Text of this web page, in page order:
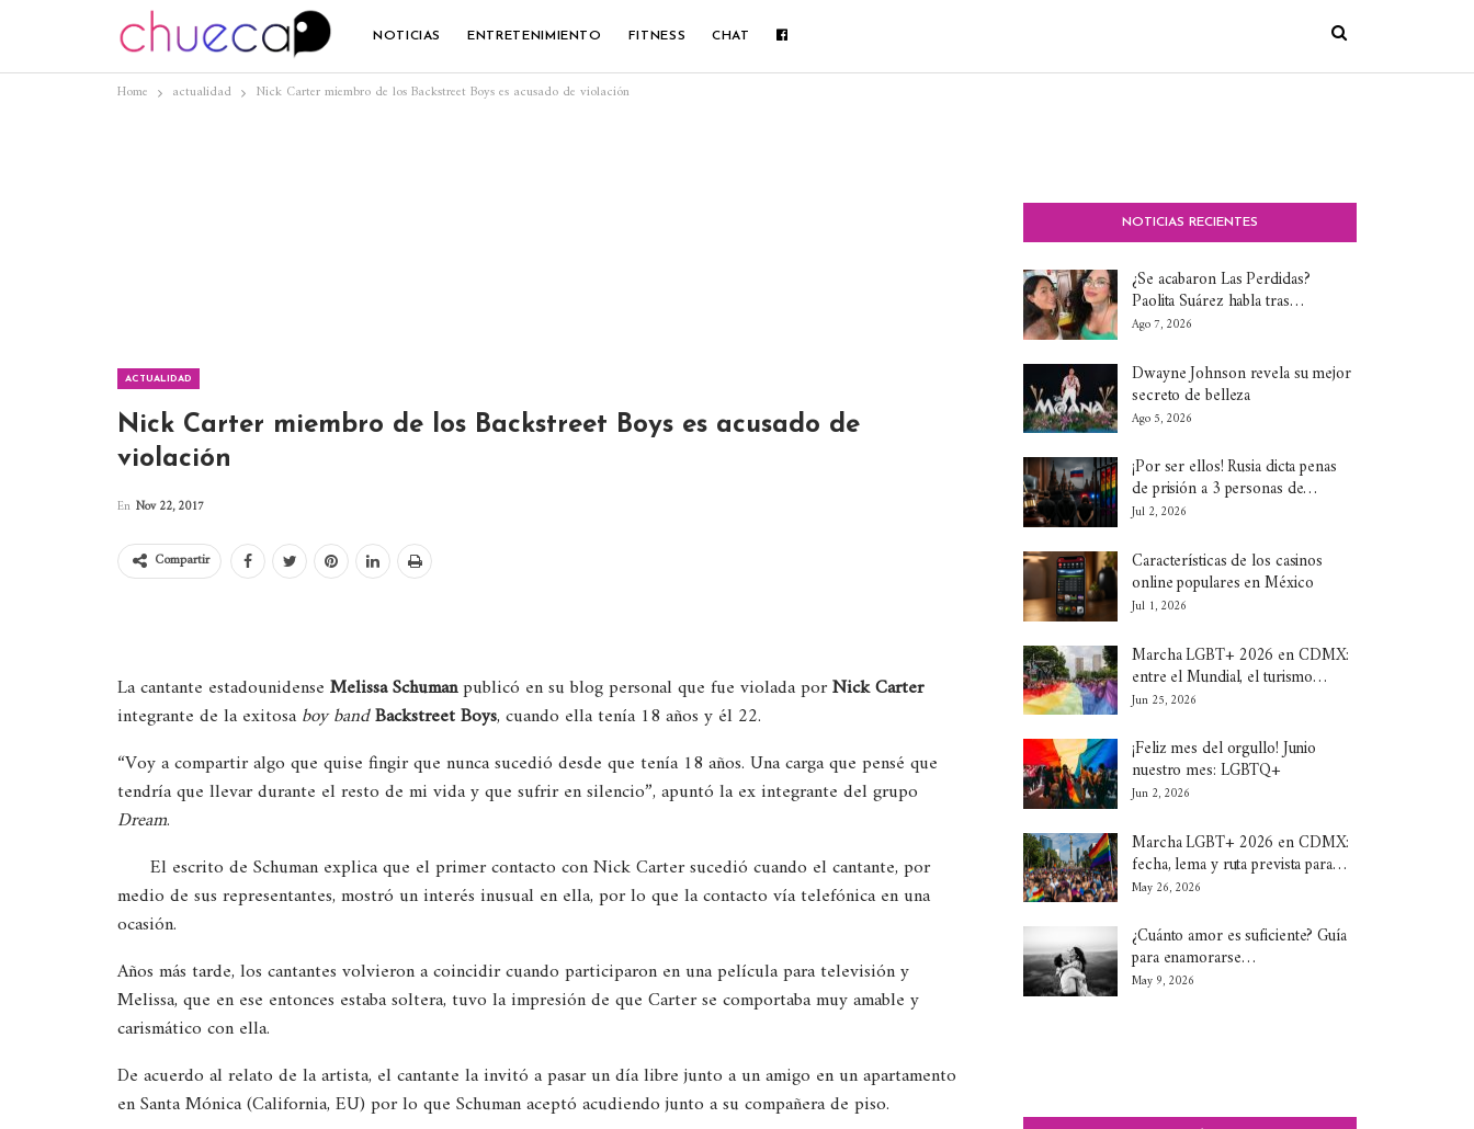
NOTICIAS ENTRETENIMIENTO FITNESS CHAT
Home actualidad Nick Carter miembro de los Backstreet Boys es acusado de violación
ACTUALIDAD
Nick Carter miembro de los Backstreet Boys es acusado de
violación
En Nov 22, 2017
Compartir
La cantante estadounidense Melissa Schumanpublicó en su blog personal que fue violada porNick Carter
integrante de la exitosa boy bandBackstreet Boys, cuando ella tenía 18 años y él 22.
“Voy a compartir algo que quise fingir que nunca sucedió desde que tenía 18 años. Una carga que pensé que
tendría que llevar durante el resto de mi vida y que sufrir en silencio”, apuntó la ex integrante del grupo
Dream.
El escrito de Schuman explica que el primer contacto con Nick Carter sucedió cuando el cantante, por
medio de sus representantes, mostró un interés inusual en ella, por lo que la contacto vía telefónica en una
ocasión.
Años más tarde, los cantantes volvieron a coincidir cuando participaron en una película para televisión y
Melissa, que en ese entonces estaba soltera, tuvo la impresión de que Carter se comportaba muy amable y
carismático con ella.
De acuerdo al relato de la artista, el cantante la invitó a pasar un día libre junto a un amigo en un apartamento
en Santa Mónica (California, EU) por lo que Schuman aceptó acudiendo junto a su compañera de piso.
NOTICIAS RECIENTES
¿Se acabaron Las Perdidas?
Paolita Suárez habla tras…
Ago 7, 2026
Dwayne Johnson revela su mejor
secreto de belleza
Ago 5, 2026
¡Por ser ellos! Rusia dicta penas
de prisión a 3 personas de…
Jul 2, 2026
Características de los casinos
online populares en México
Jul 1, 2026
Marcha LGBT+ 2026 en CDMX:
entre el Mundial, el turismo…
Jun 25, 2026
¡Feliz mes del orgullo! Junio
nuestro mes: LGBTQ+
Jun 2, 2026
Marcha LGBT+ 2026 en CDMX:
fecha, lema y ruta prevista para…
May 26, 2026
¿Cuánto amor es suficiente? Guía
para enamorarse…
May 9, 2026